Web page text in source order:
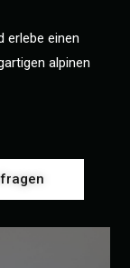
erlebe einen
alpinen